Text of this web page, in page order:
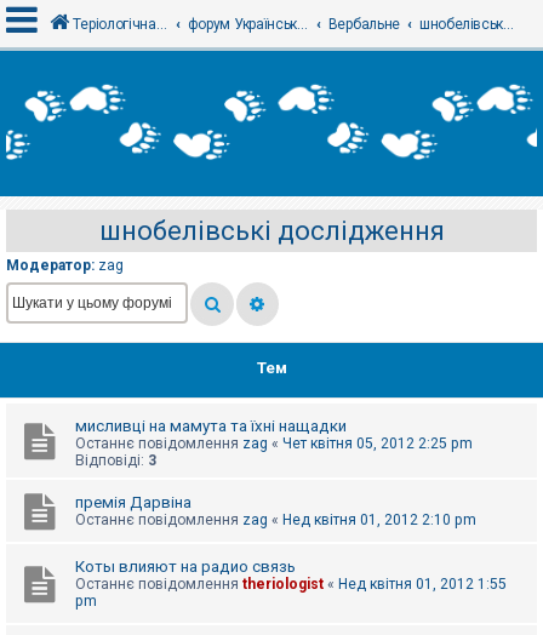
х
і
е
є
с
т
р
а
Т
м
б
Теріологічна школа форум Українського теріологічного товариства Вербальне шнобелівські дослідження
шнобелівські дослідження
Модератор: zag
Тем
мисливці на мамута та їхні нащадки
Останнє повідомлення zag « Чет квітня 05, 2012 2:25 pm
Відповіді: 3
премія Дарвіна
Останнє повідомлення zag « Нед квітня 01, 2012 2:10 pm
Коты влияют на радио связь
Останнє повідомлення theriologist « Нед квітня 01, 2012 1:55
pm